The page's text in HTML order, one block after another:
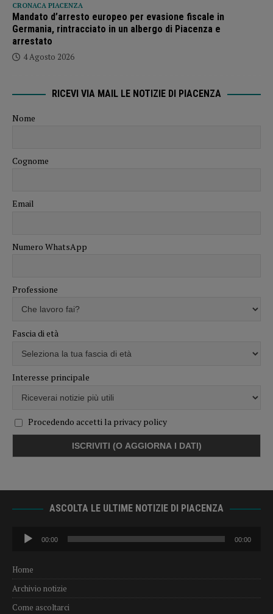
CRONACA PIACENZA
Mandato d’arresto europeo per evasione fiscale in
Germania, rintracciato in un albergo di Piacenza e
arrestato
4 Agosto 2026
RICEVI VIA MAIL LE NOTIZIE DI PIACENZA
Nome
Cognome
Email
Numero WhatsApp
Professione
Fascia di età
Interesse principale
Procedendo accetti la privacy policy
ASCOLTA LE ULTIME NOTIZIE DI PIACENZA
Audio
Player
00:00 00:00
Home
Archivio notizie
Come ascoltarci